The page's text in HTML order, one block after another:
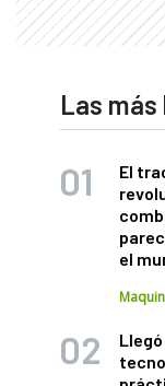
Las más
El
el